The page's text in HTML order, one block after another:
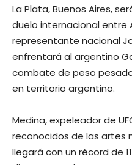
La Plata, Buenos Aires,
duelo internacional entre
representante nacional
enfrentará al argentino
combate de peso
en territorio argentino.
Medina, expeleador de
reconocidos de las artes
llegará con un récord de